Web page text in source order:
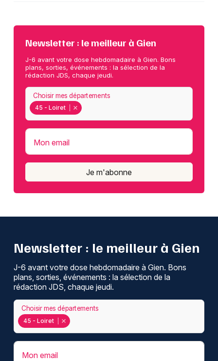
Newsletter : le meilleur à Gien
J-6 avant votre dose hebdomadaire à Gien. Bons
plans, sorties, événements : la sélection de la
rédaction JDS, chaque jeudi.
45 - Loiret
Choisir mes départements
Mon email
Je m'abonne
Newsletter : le meilleur à Gien
J-6 avant votre dose hebdomadaire à Gien. Bons
plans, sorties, événements : la sélection de la
rédaction JDS, chaque jeudi.
45 - Loiret
Choisir mes départements
Mon email